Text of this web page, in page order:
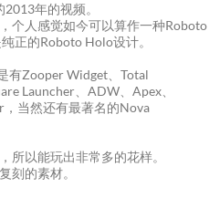
年的视频。
个人感觉如今可以算作一种Roboto
正的Roboto Holo设计。
有Zooper Widget、Total
Launcher、ADW、Apex、
当然还有最著名的Nova
所以能玩出非常多的花样。
刻的素材。